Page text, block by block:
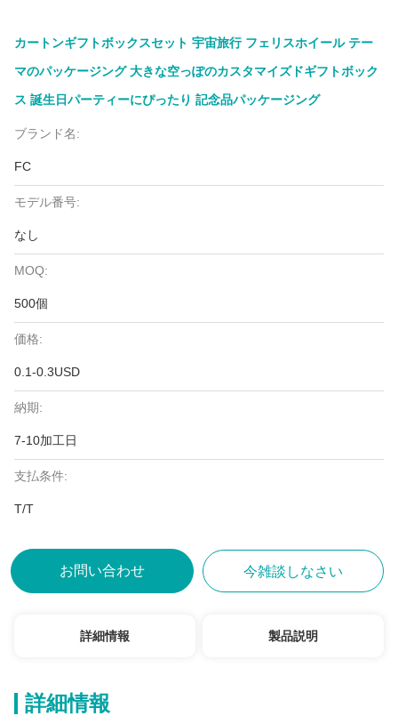
カートンギフトボックスセット 宇宙旅行 フェリスホイール テー
マのパッケージング 大きな空っぽのカスタマイズドギフトボック
ス 誕生日パーティーにぴったり 記念品パッケージング
ブランド名:
FC
モデル番号:
なし
MOQ:
500個
価格:
0.1-0.3USD
納期:
7-10加工日
支払条件:
T/T
お問い合わせ 今雑談しなさい
詳細情報 製品説明
詳細情報